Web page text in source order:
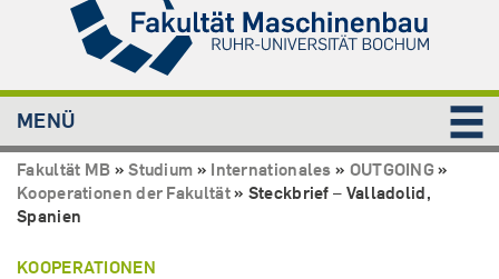
MENÜ
Fakultät MB »Studium » Internationales » OUTGOING »
Kooperationen der Fakultät» Steckbrief – Valladolid,
Spanien
KOOPERATIONEN